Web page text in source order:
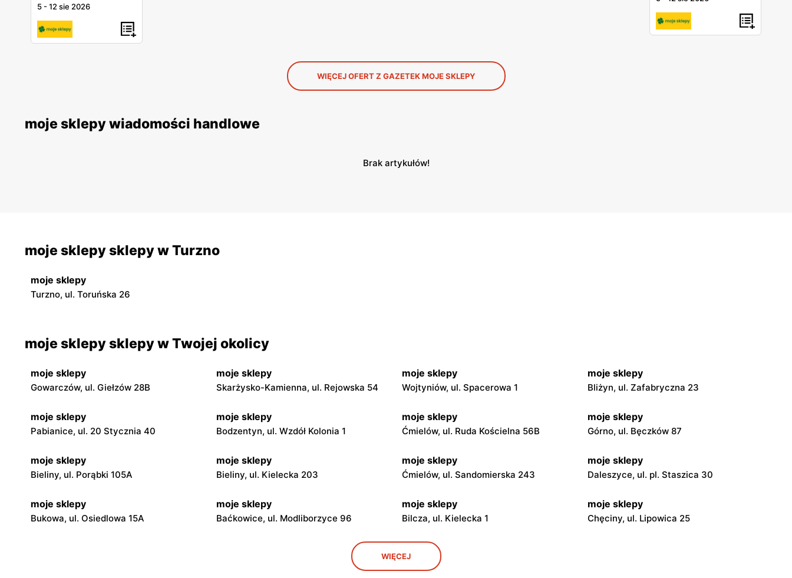
5 -12 sie 2026
WIĘCEJ OFERT Z GAZETEK MOJE SKLEPY
moje sklepy wiadomości handlowe
Brak artykułów!
moje sklepy sklepy w Turzno
moje sklepy
Turzno, ul. Toruńska 26
moje sklepy sklepy w Twojej okolicy
moje sklepy
Gowarczów, ul. Giełzów 28B
moje sklepy
Skarżysko-Kamienna, ul. Rejowska 54
moje sklepy
Wojtyniów, ul. Spacerowa 1
moje sklepy
Bliżyn, ul. Zafabryczna 23
moje sklepy
Pabianice, ul. 20 Stycznia 40
moje sklepy
Bodzentyn, ul. Wzdół Kolonia 1
moje sklepy
Ćmielów, ul. Ruda Kościelna 56B
moje sklepy
Górno, ul. Bęczków 87
moje sklepy
Bieliny, ul. Porąbki 105A
moje sklepy
Bieliny, ul. Kielecka 203
moje sklepy
Ćmielów, ul. Sandomierska 243
moje sklepy
Daleszyce, ul. pl. Staszica 30
moje sklepy
Bukowa, ul. Osiedlowa 15A
moje sklepy
Baćkowice, ul. Modliborzyce 96
moje sklepy
Bilcza, ul. Kielecka 1
moje sklepy
Chęciny, ul. Lipowica 25
moje sklepy
Gorzyce, ul. Szkolna 44
WIĘCEJ